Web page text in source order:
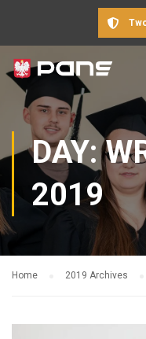
DAY:
2019
Home 2019 Archives